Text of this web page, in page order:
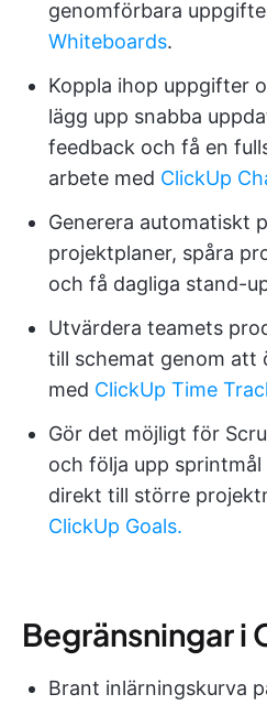
genomförbara
Whiteboards.
Koppla ihop uppgifter
lägg upp snabba
feedback och få en
arbete med ClickUp
Generera automatiskt
projektplaner, spåra
och få dagliga stand-
Utvärdera teamets
till schemat genom att
med ClickUp Time
Gör det möjligt för
och följa upp
direkt till större
ClickUp Goals.
Begränsningar i
Brant inlärningskurva